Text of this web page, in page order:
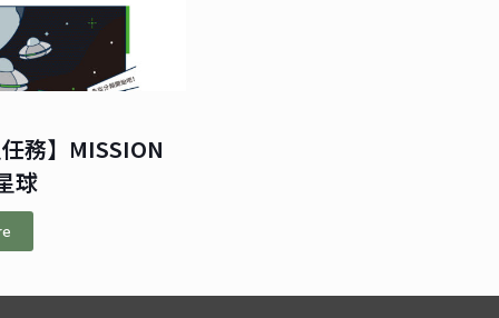
務】MISSION
球